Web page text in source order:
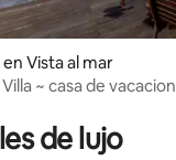
4.96 de 5, 179
en Vista al mar
~ casa de
de lujo